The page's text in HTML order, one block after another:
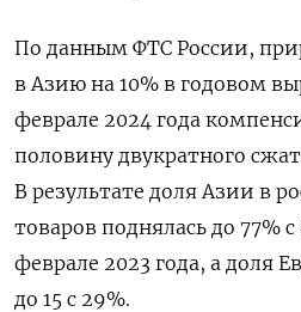
По данным ФТС России,
в Азию на 10% в годовом
феврале 2024 года
половину двукратного
В результате доля Азии в
товаров поднялась до 77%
феврале 2023 года, а доля
до 15 с 29%.